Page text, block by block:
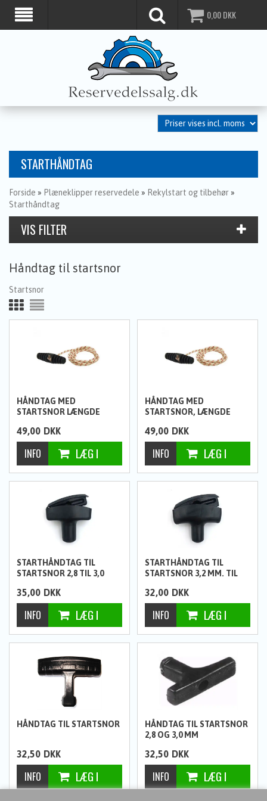
0,00DKK
STARTHÅNDTAG
Forside » Plæneklipper reservedele » Rekylstart og tilbehør »
Starthåndtag
Håndtag til startsnor
Startsnor
HÅNDTAG MED
STARTSNOR LÆNGDE
49,00 DKK
HÅNDTAG MED
STARTSNOR, LÆNGDE
49,00 DKK
STARTHÅNDTAG TIL
STARTSNOR 2,8 TIL 3,0
35,00 DKK
STARTHÅNDTAG TIL
STARTSNOR 3,2 MM. TIL
32,00 DKK
HÅNDTAG TIL STARTSNOR
32,50 DKK
HÅNDTAG TIL STARTSNOR
2,8 OG 3,0 MM
32,50 DKK